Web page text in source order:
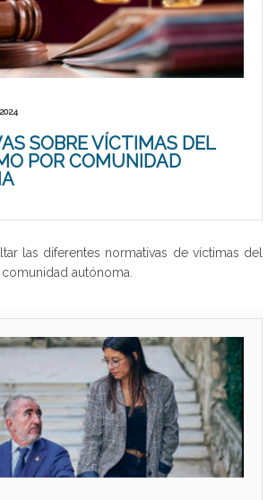
SOBRE VÍCTIMAS DEL
POR COMUNIDAD
las diferentes normativas de víctimas del
autónoma.